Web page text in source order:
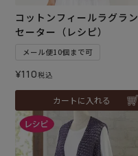
コットンフィールラグラン
セーター（レシピ）
メール便10個まで可
¥110税込
カートに入れる